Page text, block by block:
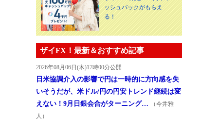
ッシュバックがもらえ
る！
ザイFX！最新＆おすすめ記事
2026年08月06日(木)17時00分公開
日米協調介入の影響で円は一時的に方向感を失
いそうだが、米ドル/円の円安トレンド継続は変
えない！9月日銀会合がターニング…
（今井雅
人）